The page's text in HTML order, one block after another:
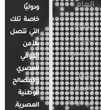
العام
قضايا
المرأة
والأسرة
مصر
والعالم
في أرقام
ودوليًا
خاصة تلك
التي تتصل
بالأمن
القومي
المصري
والمصالح
الوطنية
المصرية.